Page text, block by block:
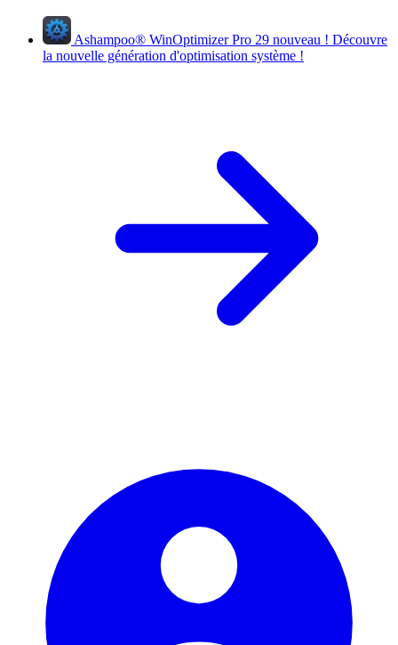
Ashampoo® WinOptimizer Pro 29 nouveau ! Découvre
la nouvelle génération d'optimisation système !